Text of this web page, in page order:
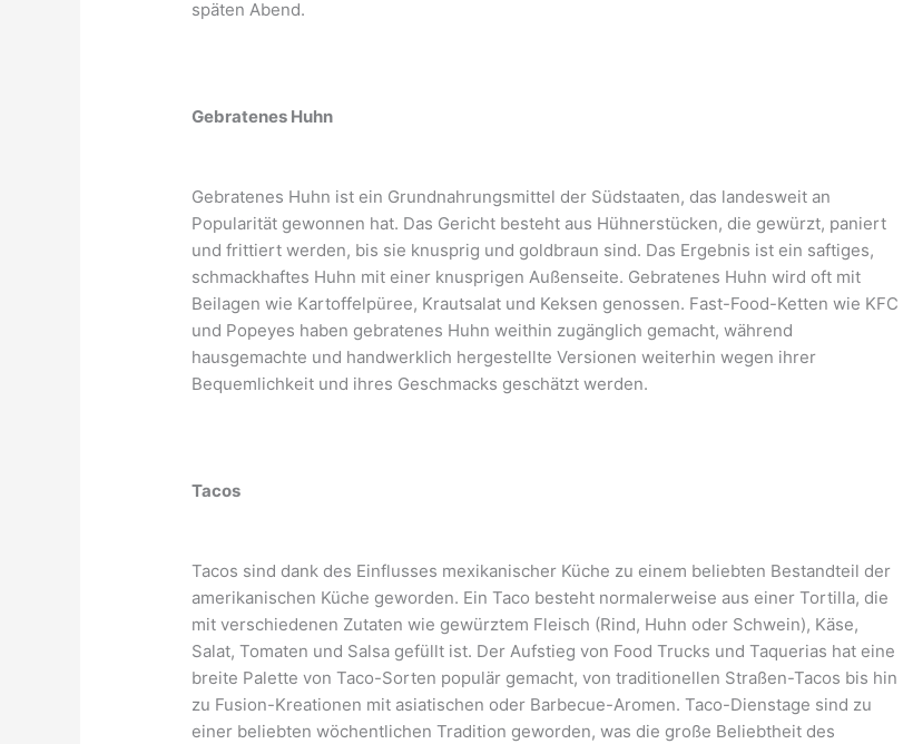
späten Abend.
Gebratenes Huhn
Gebratenes Huhn ist ein Grundnahrungsmittel der Südstaaten, das landesweit an
Popularität gewonnen hat. Das Gericht besteht aus Hühnerstücken, die gewürzt, paniert
und frittiert werden, bis sie knusprig und goldbraun sind. Das Ergebnis ist ein saftiges,
schmackhaftes Huhn mit einer knusprigen Außenseite. Gebratenes Huhn wird oft mit
Beilagen wie Kartoffelpüree, Krautsalat und Keksen genossen. Fast-Food-Ketten wie KFC
und Popeyes haben gebratenes Huhn weithin zugänglich gemacht, während
hausgemachte und handwerklich hergestellte Versionen weiterhin wegen ihrer
Bequemlichkeit und ihres Geschmacks geschätzt werden.
Tacos
Tacos sind dank des Einflusses mexikanischer Küche zu einem beliebten Bestandteil der
amerikanischen Küche geworden. Ein Taco besteht normalerweise aus einer Tortilla, die
mit verschiedenen Zutaten wie gewürztem Fleisch (Rind, Huhn oder Schwein), Käse,
Salat, Tomaten und Salsa gefüllt ist. Der Aufstieg von Food Trucks und Taquerias hat eine
breite Palette von Taco-Sorten populär gemacht, von traditionellen Straßen-Tacos bis hin
zu Fusion-Kreationen mit asiatischen oder Barbecue-Aromen. Taco-Dienstage sind zu
einer beliebten wöchentlichen Tradition geworden, was die große Beliebtheit des